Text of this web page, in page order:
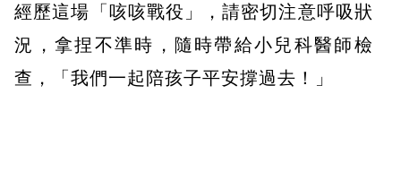
經歷這場「咳咳戰役」，請密切注意呼吸狀
況，拿捏不準時，隨時帶給小兒科醫師檢
查，「我們一起陪孩子平安撐過去！」